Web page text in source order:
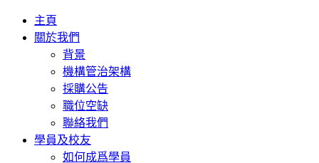
主頁
關於我們
背景
機構管治架構
採購公告
職位空缺
聯絡我們
學員及校友
如何成爲學員